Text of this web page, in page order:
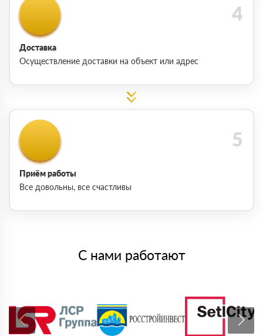
Доставка
Осуществление доставки на объект или адрес
Приём работы
Все довольны, все счастливы
С нами работают